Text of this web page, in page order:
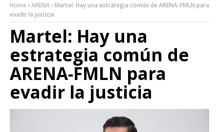
Home ARENA Martel: Hay una estrategia común de ARENA-FMLN para
evadir la justicia
Martel: Hay una
estrategia común de
ARENA-FMLN para
evadir la justicia